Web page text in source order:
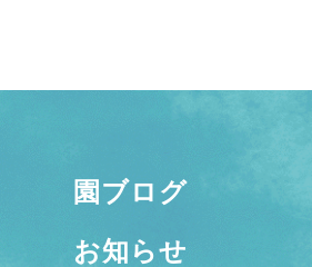
園ブログ
お知らせ